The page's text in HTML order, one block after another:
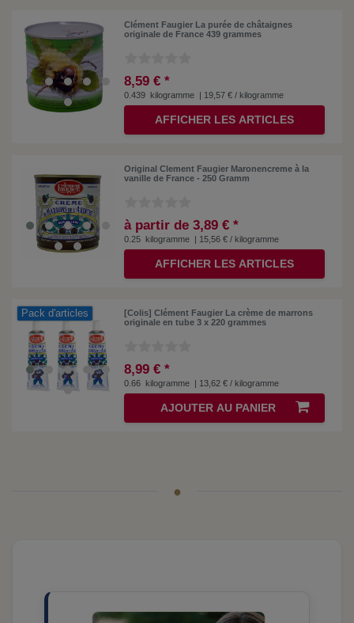
Clément Faugier La purée de châtaignes
originale de France 439 grammes
8,59 € *
0.439 kilogramme | 19,57 € / kilogramme
AFFICHER LES ARTICLES
Original Clement Faugier Maronencreme à la
vanille de France - 250 Gramm
à partir de 3,89 € *
0.25 kilogramme | 15,56 € / kilogramme
AFFICHER LES ARTICLES
Pack d'articles
[Colis] Clément Faugier La crème de marrons
originale en tube 3 x 220 grammes
8,99 € *
0.66 kilogramme | 13,62 € / kilogramme
AJOUTER AU PANIER